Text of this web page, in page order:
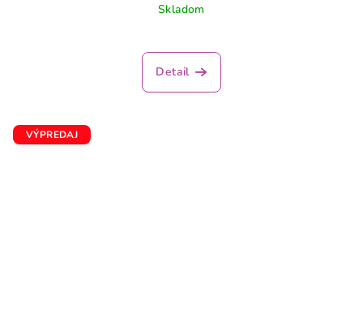
Skladom
Detail
VÝPREDAJ